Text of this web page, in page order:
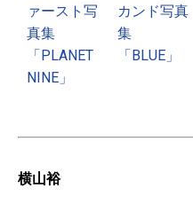
ァースト写
真集
「PLANET
NINE」
カンド写真
集
「BLUE」
横山裕